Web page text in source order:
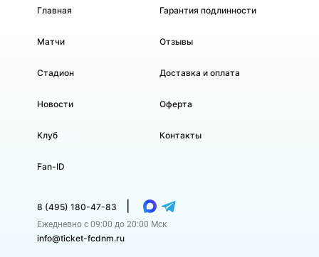
Главная
Матчи
Стадион
Новости
Клуб
Fan-ID
Гарантия подлинности
Отзывы
Доставка и оплата
Оферта
Контакты
8 (495) 180-47-83
Ежедневно с 09:00 до 20:00 Мск
info@ticket-fcdnm.ru